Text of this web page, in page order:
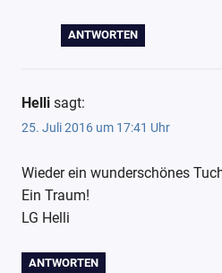
ANTWORTEN
Helli sagt:
25. Juli 2016 um 17:41 Uhr
Wieder ein wunderschönes
Ein Traum!
LG Helli
ANTWORTEN